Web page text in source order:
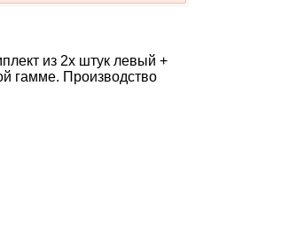
из 2х штук левый +
гамме. Производство